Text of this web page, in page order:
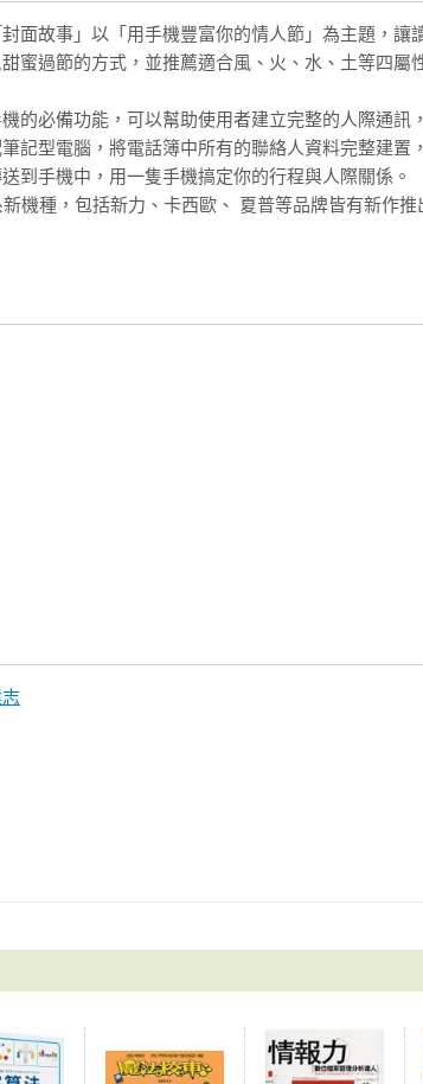
面故事」以「用手機豐富你的情人節」為主題，讓
蜜過節的方式，並推薦適合風、火、水、土等四屬
的必備功能，可以幫助使用者建立完整的人際通訊
記型電腦，將電話簿中所有的聯絡人資料完整建置
到手機中，用一隻手機搞定你的行程與人際關係。
新機種，包括新力、卡西歐、 夏普等品牌皆有新作